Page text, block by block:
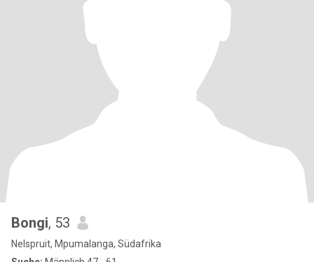
Bongi, 53
Nelspruit, Mpumalanga, Südafrika